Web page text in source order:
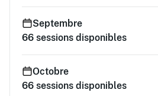
Septembre
66 sessions disponibles
Octobre
66 sessions disponibles